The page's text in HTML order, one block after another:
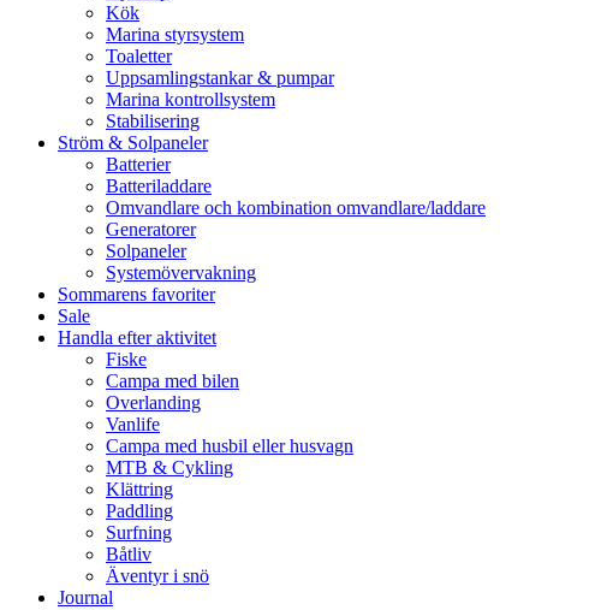
Kök
Marina styrsystem
Toaletter
Uppsamlingstankar & pumpar
Marina kontrollsystem
Stabilisering
Ström & Solpaneler
Batterier
Batteriladdare
Omvandlare och kombination omvandlare/laddare
Generatorer
Solpaneler
Systemövervakning
Sommarens favoriter
Sale
Handla efter aktivitet
Fiske
Campa med bilen
Overlanding
Vanlife
Campa med husbil eller husvagn
MTB & Cykling
Klättring
Paddling
Surfning
Båtliv
Äventyr i snö
Journal